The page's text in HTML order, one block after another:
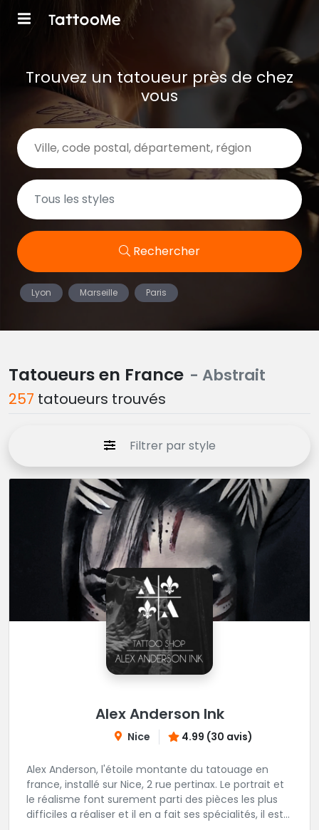
Trouvez un tatoueur près de chez
vous
Rechercher
Lyon Marseille Paris
Tatoueurs en France - Abstrait
257 tatoueurs trouvés
Filtrer par style
Alex Anderson Ink
Nice 4.99 (30 avis)
Alex Anderson, l'étoile montante du tatouage en
france, installé sur Nice, 2 rue pertinax. Le portrait et
le réalisme font surement parti des pièces les plus
difficiles a réaliser et il en a fait ses spécialités, il est